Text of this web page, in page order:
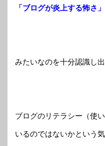
「ブログが炎上する怖さ」
みたいなのを十分認識し
ブログのリテラシー（使
いるのではないかという気